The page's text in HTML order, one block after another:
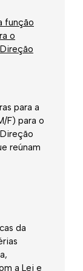
função
o
para a
F) para o
reúnam
da
a Lei e